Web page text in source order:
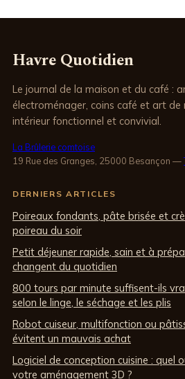
Havre Quotidien
Le journal de la maison et du café :
électroménager, coins café et art de
intérieur fonctionnel et convivial.
La Brûlerie comtoise
19 Rue des Granges, 25000 Besançon —
DERNIERS ARTICLES
Poireaux fondants, pâte brisée et
poireau du soir
Petit déjeuner rapide, sain et à
changent du quotidien
800 tours par minute suffisent-ils
selon le linge, le séchage et les plis
Robot cuiseur, multifonction ou
évitent un mauvais achat
Logiciel de conception cuisine : quel
votre aménagement 3D ?